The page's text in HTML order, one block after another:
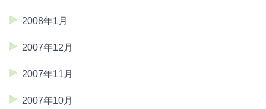
2008年1月
2007年12月
2007年11月
2007年10月